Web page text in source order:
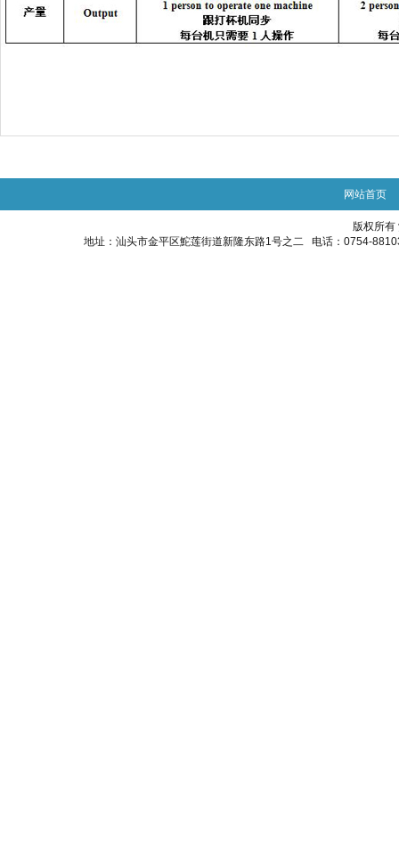
网站首页
版权所
地址：汕头市金平区鮀莲街道新隆东路1号之二 电话：0754-